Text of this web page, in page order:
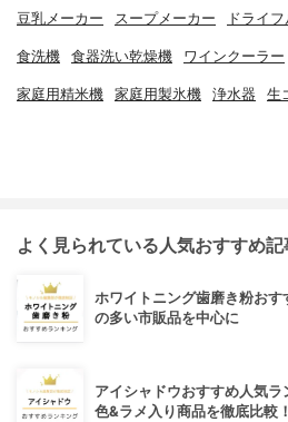
豆乳メーカー スープメーカー ドライ
食洗機 食器洗い乾燥機 ワインクーラー
家庭用精米機 家庭用製氷機 浄水器 生
よく見られている人気おすすめ記
ホワイトニング歯磨き粉お
の多い市販品を中心に
アイシャドウおすすめ人気
色&ラメ入り商品を徹底比較！